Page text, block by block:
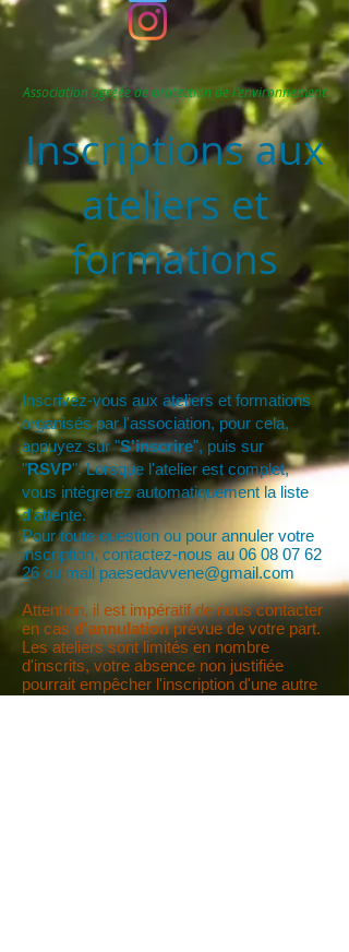
Association agréée de protection de l'environnement
Inscriptions aux
ateliers et
formations
Inscrivez-vous aux ateliers et formations
organisés par l'association, pour cela,
appuyez sur "S'inscrire", puis sur
"RSVP". Lorsque l'atelier est complet,
vous intégrerez automatiquement la liste
d'attente.
Pour toute question ou pour annuler votre
inscription, contactez-nous au 06 08 07 62
26 ou mail paesedavvene@gmail.com
Attention, il est impératif de nous contacter
en cas d'annulationprévue de votre part.
Les ateliers sont limités en nombre
d'inscrits, votre absence non justifiée
pourrait empêcher l'inscription d'une autre